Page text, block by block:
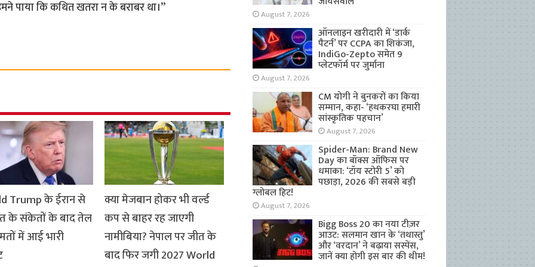
पाया कि कथित खतरा न के बराबर था।”
Trump के ईरान से
के संकेतों के बाद तेल
में आई भारी
क्या मेजबान होकर भी वर्ल्ड
कप से बाहर रह जाएगी
नामीबिया? नेपाल पर जीत के
बाद फिर जगी 2027 World
August 7, 2026
ऑनलाइन खरीदारी में ‘डार्क
पैटर्न’ पर CCPA का शिकंजा,
IndiGo-Zepto समेत 9
प्लेटफॉर्म पर जुर्माना
August 7, 2026
CM योगी ने बुनकरों का किया
सम्मान, कहा- ‘हथकरघा हमारी
सांस्कृतिक पहचान’
August 7, 2026
Spider-Man: Brand New
Day का बॉक्स ऑफिस पर
धमाका: ‘टॉय स्टोरी 5’ को
पछाड़ा, 2026 की सबसे बड़ी
ग्लोबल हिट!
August 7, 2026
Bigg Boss 20 का नया टीज़र
आउट: सलमान खान के ‘तथास्तु’
और ‘वरदान’ ने बढ़ाया सस्पेंस,
जानें क्या होगी इस बार की थीम!